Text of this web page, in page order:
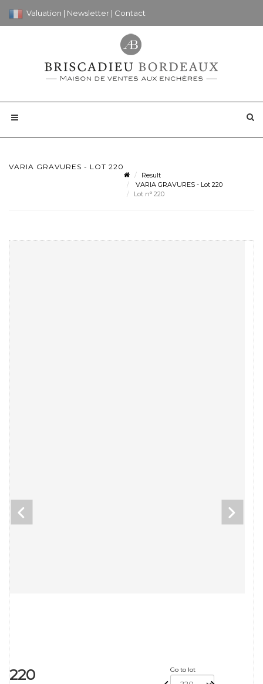
Valuation | Newsletter | Contact
VARIA GRAVURES - LOT 220
Result
VARIA GRAVURES - Lot 220
Lot n° 220
220 Go to lot